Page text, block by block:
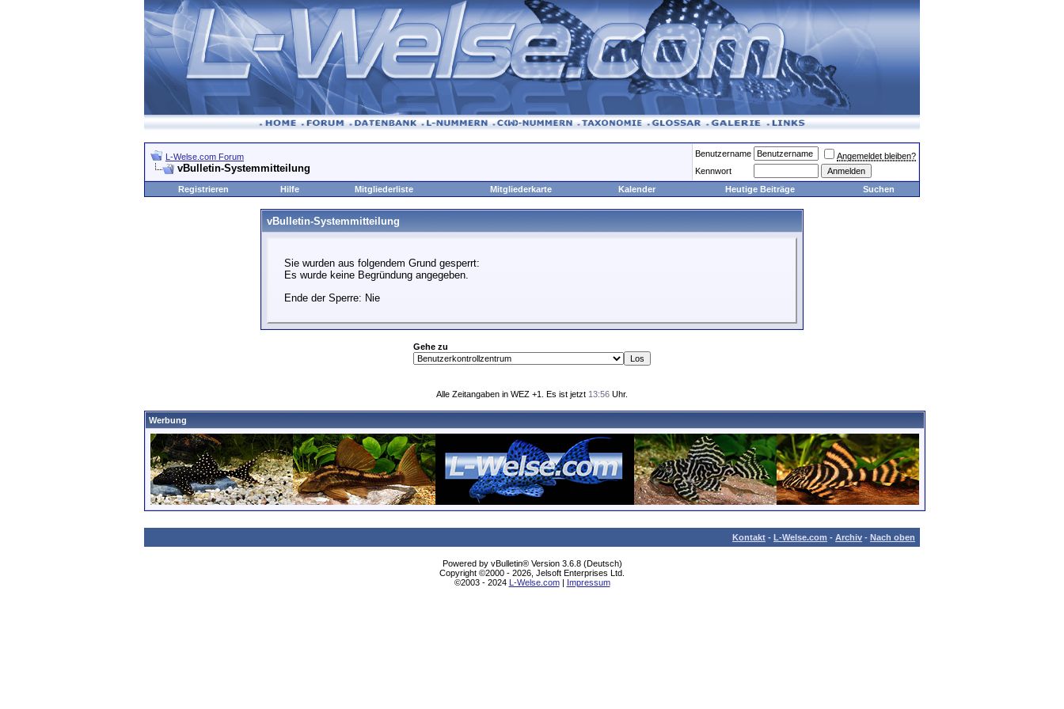
L-Welse.com Forum
vBulletin-Systemmitteilung
Benutzername
Angemeldet bleiben?
Kennwort
Registrieren
Hilfe Mitgliederliste Mitgliederkarte Kalender Heutige Beiträge Suchen
vBulletin-Systemmitteilung
Sie wurden aus folgendem Grund gesperrt:
Es wurde keine Begründung angegeben.
Ende der Sperre: Nie
Gehe zu
Alle Zeitangaben in WEZ +1. Es ist jetzt 13:56 Uhr.
Werbung
Kontakt - L-Welse.com - Archiv - Nach oben
Powered by vBulletin® Version 3.6.8 (Deutsch)
Copyright ©2000 - 2026, Jelsoft Enterprises Ltd.
©2003 - 2024 L-Welse.com| Impressum